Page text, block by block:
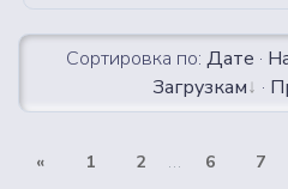
Сортировка по: Дате ·
Загрузкам
·
« 1 2 ... 6 7